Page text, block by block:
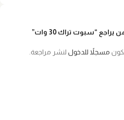
“سبوت تراك 30 وات”
مسجلاً للدخول لنشر مراجعة.